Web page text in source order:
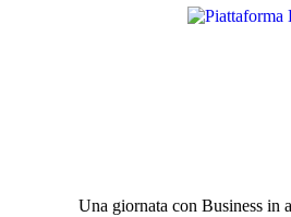
Una giornata con Business in